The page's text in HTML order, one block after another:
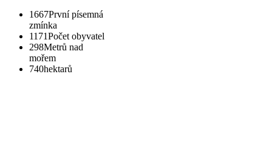
1667První písemná
zmínka
1171Počet obyvatel
298Metrů nad
mořem
740hektarů